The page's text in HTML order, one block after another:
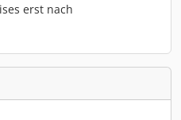
erst nach